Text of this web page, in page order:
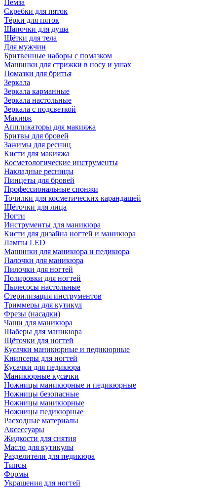
Пемза
Скребки для пяток
Тёрки для пяток
Шапочки для душа
Щётки для тела
Для мужчин
Бритвенные наборы с помазком
Машинки для стрижки в носу и ушах
Помазки для бритья
Зеркала
Зеркала карманные
Зеркала настольные
Зеркала с подсветкой
Макияж
Аппликаторы для макияжа
Бритвы для бровей
Зажимы для ресниц
Кисти для макияжа
Косметологические инструменты
Накладные ресницы
Пинцеты для бровей
Профессиональные спонжи
Точилки для косметических карандашей
Щёточки для лица
Ногти
Инструменты для маникюра
Кисти для дизайна ногтей и маникюра
Лампы LED
Машинки для маникюра и педикюра
Палочки для маникюра
Пилочки для ногтей
Полировки для ногтей
Пылесосы настольные
Стерилизация инструментов
Триммеры для кутикул
Фрезы (насадки)
Чаши для маникюра
Шаберы для маникюра
Щёточки для ногтей
Кусачки маникюрные и педикюрные
Книпсеры для ногтей
Кусачки для педикюра
Маникюрные кусачки
Ножницы маникюрные и педикюрные
Ножницы безопасные
Ножницы маникюрные
Ножницы педикюрные
Расходные материалы
Аксессуары
Жидкости для снятия
Масло для кутикулы
Разделители для педикюра
Типсы
Формы
Украшения для ногтей